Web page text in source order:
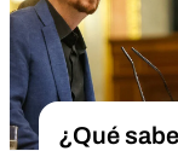
¿Qué